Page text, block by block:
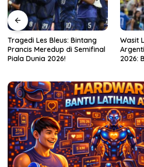
Wasit Laga Inggris Vs
Argentina di Piala Dunia
2026: Bukan Wajah Baru
Drama
Dari